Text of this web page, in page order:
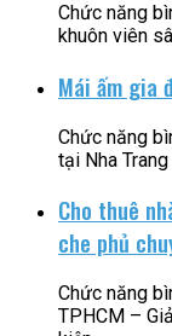
Chức năng
khuôn viên
Mái ấm gia
Chức năng
tại Nha
Cho thuê
che phủ
Chức năng
TPHCM –